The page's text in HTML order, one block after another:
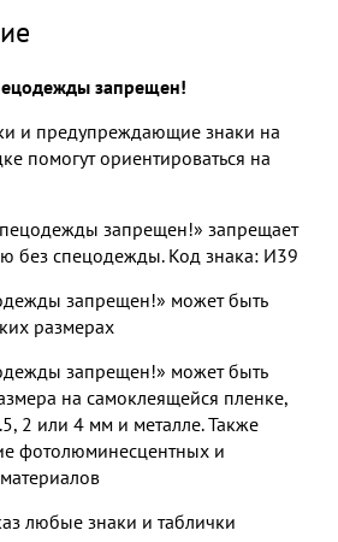
запрещен!
и предупреждающие знаки на
помогут ориентироваться на
запрещен!» запрещает
без спецодежды. Код знака: И39
запрещен!» может быть
размерах
запрещен!» может быть
на самоклеящейся пленке,
2 или 4 мм и металле. Также
фотолюминесцентных и
любые знаки и таблички